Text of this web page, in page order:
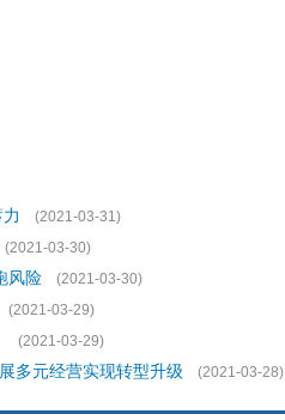
(2021-03-31)
(2021-03-30)
风险
(2021-03-30)
(2021-03-29)
(2021-03-29)
多元经营实现转型升级 (2021-03-28)